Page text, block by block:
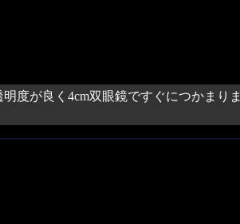
度が良く4cm双眼鏡ですぐにつかまりま